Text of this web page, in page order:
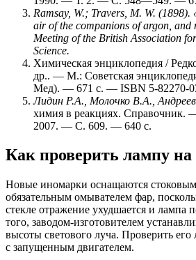
Ramsay, W.; Travers, M. W.
air of the companions of argon, and
Meeting of the British Association
Science.
Химическая энциклопедия /
др.. — М.: Советская
Мед). — 671 с. — ISBN 5-82270-
Лидин Р.А., Молочко В.А.,
химия в реакциях.
2007. — С. 609. — 640 с.
Как проверить лампу на
Новые иномарки оснащаются
обязательным омывателем фар,
стекле отражение ухудшается и лампа
того, заводом-изготовителем
высоты светового луча. Проверить
с запущенным двигателем.